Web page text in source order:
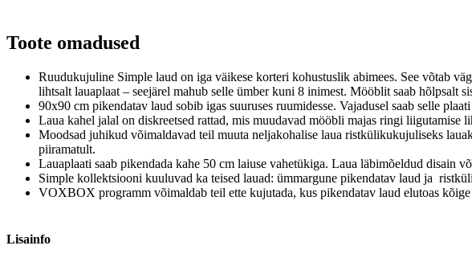
Toote omadused
Ruudukujuline Simple laud on iga väikese korteri kohustuslik abimees. See võtab
lihtsalt lauaplaat – seejärel mahub selle ümber kuni 8 inimest. Mööblit saab hõlpsalt
90x90 cm pikendatav laud sobib igas suuruses ruumidesse. Vajadusel saab selle
Laua kahel jalal on diskreetsed rattad, mis muudavad mööbli majas ringi liigutamise
Moodsad juhikud võimaldavad teil muuta neljakohalise laua ristkülikukujuliseks
piiramatult.
Lauaplaati saab pikendada kahe 50 cm laiuse vahetükiga. Laua läbimõeldud disain
Simple kollektsiooni kuuluvad ka teised lauad: ümmargune pikendatav laud ja
VOXBOX programm võimaldab teil ette kujutada, kus pikendatav laud elutoas
Lisainfo